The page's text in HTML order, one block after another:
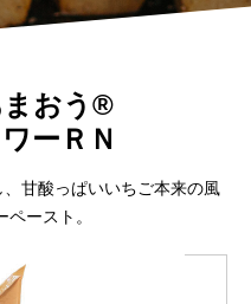
おう®
ーＲＮ
甘酸っぱいいちご本来の風
ースト。